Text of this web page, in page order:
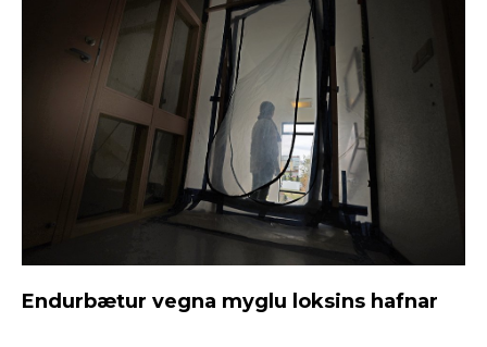
Endurbætur vegna myglu loksins hafnar